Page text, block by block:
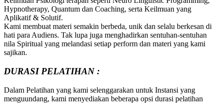
Hypnotherapy, Quantum dan Coaching, serta Keilmuan yang
Aplikatif & Solutif.
Kami membuat materi semakin berbeda, unik dan selalu berkesan di
hati para Audiens. Tak lupa juga menghadirkan sentuhan-sentuhan
nila Spiritual yang melandasi setiap perform dan materi yang kami
sajikan.
DURASI PELATIHAN :
Dalam Pelatihan yang kami selenggarakan untuk Instansi yang
menguundang, kami menyediakan beberapa opsi durasi pelatihan